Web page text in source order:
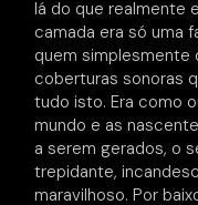
lá do que realmente
camada era só uma
quem simplesmente
coberturas sonoras
tudo isto. Era como
mundo e as
a serem gerados, o
trepidante,
maravilhoso. Por